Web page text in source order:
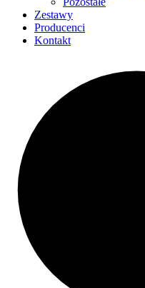
Zestawy
Producenci
Kontakt